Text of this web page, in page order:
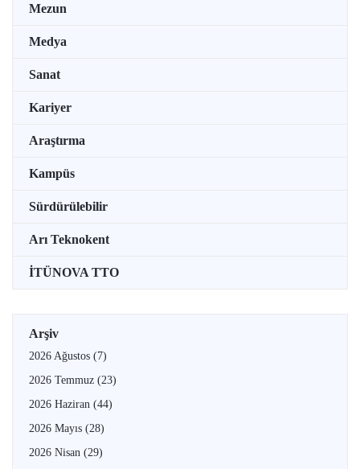
Mezun
Medya
Sanat
Kariyer
Araştırma
Kampüs
Sürdürülebilir
Arı Teknokent
İTÜNOVA TTO
Arşiv
2026 Ağustos (7)
2026 Temmuz (23)
2026 Haziran (44)
2026 Mayıs (28)
2026 Nisan (29)